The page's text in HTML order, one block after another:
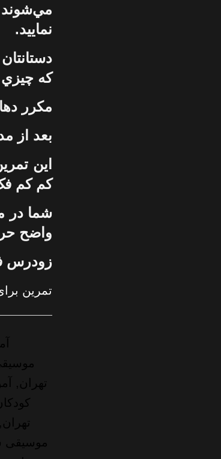
مي‌شوند
نماييد.
که
مکرر
بعد از
اين
کم کم
شما در
واضح
زودرس
تمرین
تهران,
موسیقی